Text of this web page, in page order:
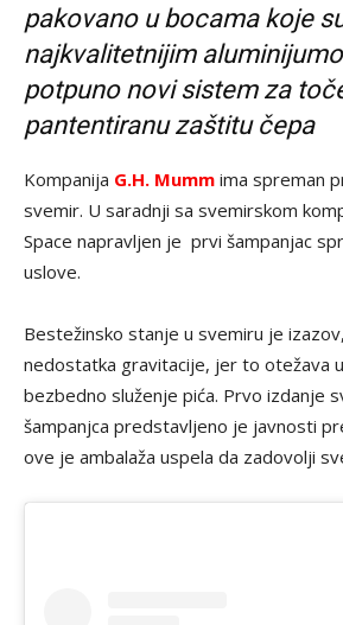
pakovano u bocama koje
najkvalitetnijim
potpuno novi sistem za
pantentiranu zaštitu čepa
Kompanija G.H. Mumm ima spreman
svemir. U saradnji sa svemirskom
Space napravljen je prvi šampanjac
uslove.
Bestežinsko stanje u svemiru je
nedostatka gravitacije, jer to otežava
bezbedno služenje pića. Prvo izdanje
šampanjca predstavljeno je javnosti
ove je ambalaža uspela da zadovolji